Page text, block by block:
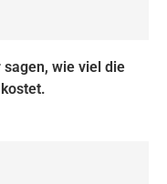
wie viel die